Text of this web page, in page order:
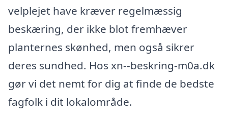
velplejet have kræver regelmæssig
beskæring, der ikke blot fremhæver
planternes skønhed, men også sikrer
deres sundhed. Hos xn--beskring-m0a.dk
gør vi det nemt for dig at finde de bedste
fagfolk i dit lokalområde.